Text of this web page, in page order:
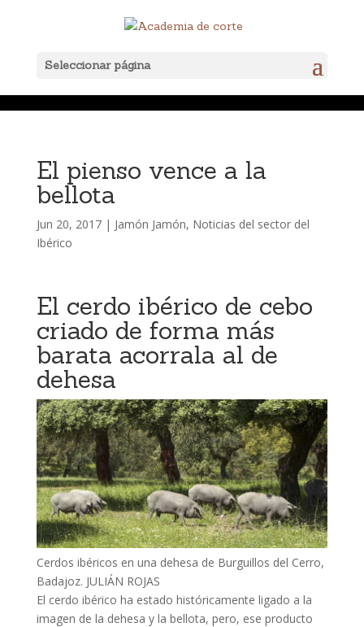
Seleccionar página
El pienso vence a la
bellota
Jun 20, 2017| Jamón Jamón, Noticias del sector del
Ibérico
El cerdo ibérico de cebo
criado de forma más
barata acorrala al de
dehesa
Cerdos ibéricos en una dehesa de Burguillos del Cerro,
Badajoz. JULIÁN ROJAS
El cerdo ibérico ha estado históricamente ligado a la
imagen de la dehesa y la bellota, pero, ese producto